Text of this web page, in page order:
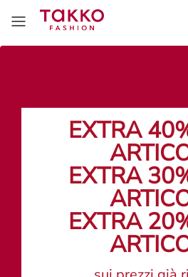
EXTRA
EXTRA
EXTRA